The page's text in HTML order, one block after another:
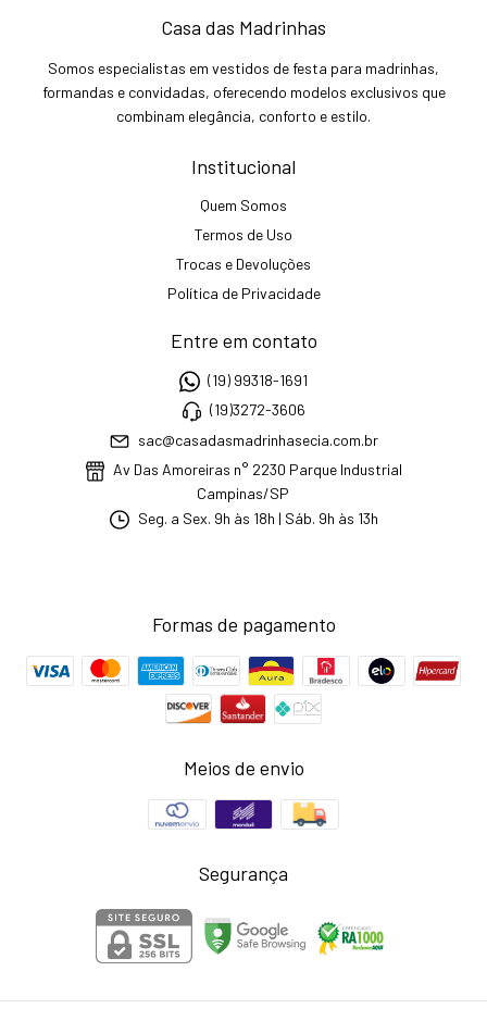
Casa das Madrinhas
Somos especialistas em vestidos de festa para madrinhas,
formandas e convidadas, oferecendo modelos exclusivos que
combinam elegância, conforto e estilo.
Institucional
Quem Somos
Termos de Uso
Trocas e Devoluções
Política de Privacidade
Entre em contato
(19) 99318-1691
(19)3272-3606
sac@casadasmadrinhasecia.com.br
Av Das Amoreiras n° 2230 Parque Industrial
Campinas/SP
Seg. a Sex. 9h às 18h | Sáb. 9h às 13h
Formas de pagamento
Meios de envio
Segurança